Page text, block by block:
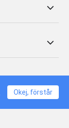
Okej, förstår